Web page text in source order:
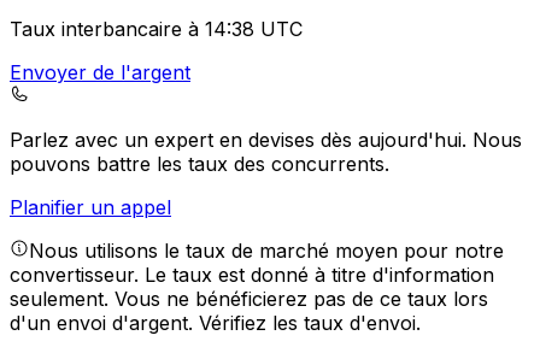
Taux interbancaire à 14:38 UTC
Envoyer de l'argent
Parlez avec un expert en devises dès aujourd'hui. Nous
pouvons battre les taux des concurrents.
Planifier un appel
Nous utilisons le taux de marché moyen pour notre
convertisseur. Le taux est donné à titre d'information
seulement. Vous ne bénéficierez pas de ce taux lors
d'un envoi d'argent. Vérifiez les taux d'envoi.